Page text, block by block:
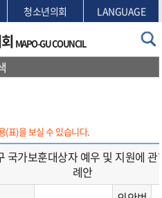
청소년의회 LANGUAGE
MAPO-GU COUNCIL
표)을 보실 수 있습니다.
국가보훈대상자 예우 및 지원에
례안